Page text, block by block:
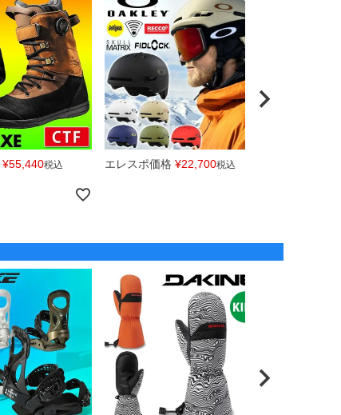
¥55,440税込 エレスポ価格 ¥22,700税込